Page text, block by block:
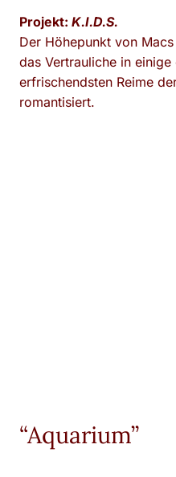
Projekt: K.I.D.S.
Der Höhepunkt von
das Vertrauliche in
erfrischendsten Reime
romantisiert.
“Aquarium”